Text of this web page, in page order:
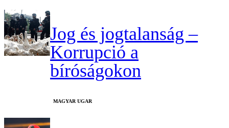
Jog és jogtalanság –
Korrupció a
bíróságokon
MAGYAR UGAR